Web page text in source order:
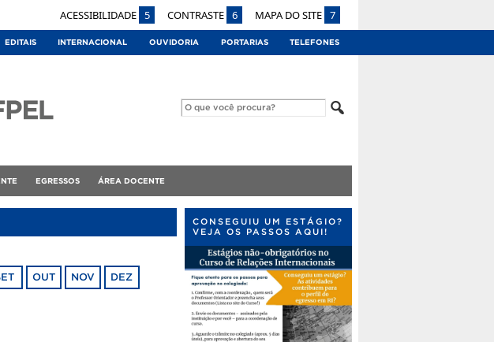
ACESSIBILIDADE 5 CONTRASTE 6 MAPA DO SITE 7
EDITAIS INTERNACIONAL OUVIDORIA PORTARIAS TELEFONES
EGRESSOS ÁREA DOCENTE
OUT NOV DEZ
CONSEGUIU UM ESTÁGIO?
VEJA OS PASSOS AQUI!